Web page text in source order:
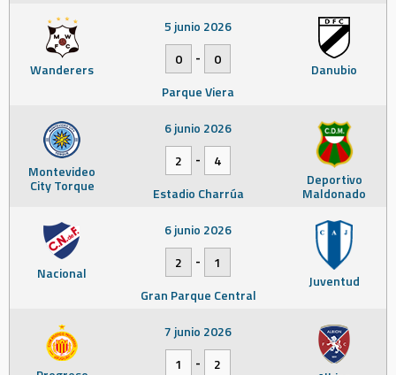
Wanderers Danubio
5 junio 2026
0
-
0
Parque Viera
Montevideo
City Torque Deportivo
Maldonado
6 junio 2026
2
-
4
Estadio Charrúa
Nacional Juventud
6 junio 2026
2
-
1
Gran Parque Central
7 junio 2026
1
-
2